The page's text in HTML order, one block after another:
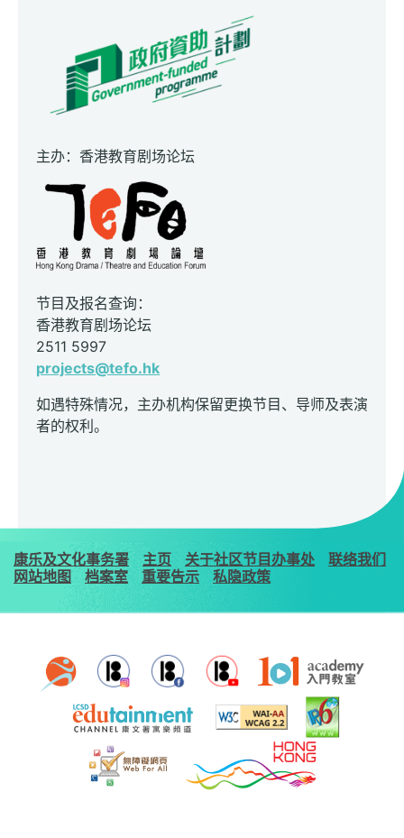
主办：香港教育剧场论坛
节目及报名查询：
香港教育剧场论坛
2511 5997
projects@tefo.hk
如遇特殊情况，主办机构保留更换节目、导师及表演
者的权利。
康乐及文化事务署 主页 关于社区节目办事处
联络我们
网站地图
档案室 重要告示 私隐政策